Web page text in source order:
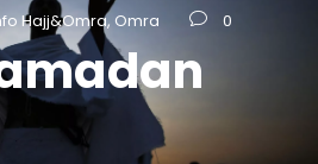
Hajj&Omra, Omra 0